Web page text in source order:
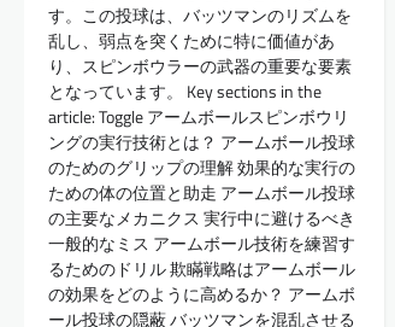
す。この投球は、バッツマンのリズムを
乱し、弱点を突くために特に価値があ
り、スピンボウラーの武器の重要な要素
となっています。 Key sections in the
article: Toggle アームボールスピンボウリ
ングの実行技術とは？ アームボール投球
のためのグリップの理解 効果的な実行の
ための体の位置と助走 アームボール投球
の主要なメカニクス 実行中に避けるべき
一般的なミス アームボール技術を練習す
るためのドリル 欺瞞戦略はアームボール
の効果をどのように高めるか？ アームボ
ール投球の隠蔽 バッツマンを混乱させる